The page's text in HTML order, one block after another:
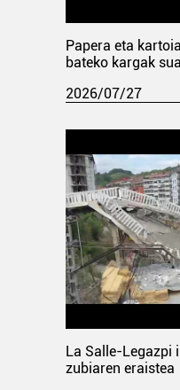
Papera eta
bateko kargak
2026/07/27
La Salle-Legazpi
zubiaren eraistea